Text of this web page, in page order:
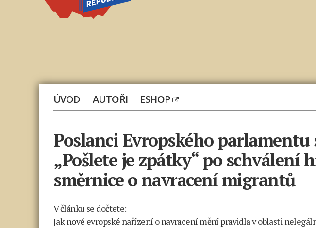
ÚVOD AUTOŘI ESHOP
Poslanci Evropského
„Pošlete je zpátky“ po schválení
směrnice o navracení migrantů
V článku se dočtete:
Jak nové evropské nařízení o navracení mění pravidla v oblasti